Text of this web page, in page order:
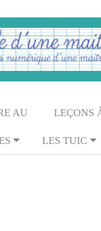
AU LEÇONS
LES TUIC